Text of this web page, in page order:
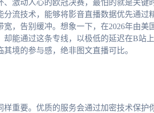
激动人心的欧冠决赛，最怕的就是关键
流技术，能够将影音直播数据优先通过
，告别缓冲。想象一下，在2026年由美
能通过这条专线，以极低的延迟在B站
境的参与感，绝非图文直播可比。
重要。优质的服务会通过加密技术保护